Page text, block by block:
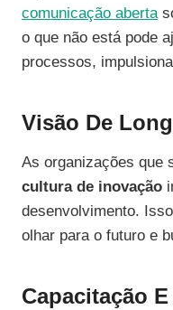
comunicação aberta
o que não está pode
processos,
Visão De
As organizações que
cultura de inovação
desenvolvimento.
olhar para o futuro e
Capacitação